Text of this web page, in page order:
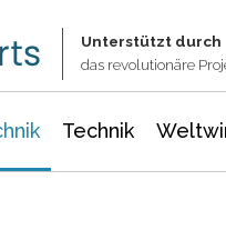
Unterstützt durch
das revolutionäre
Technik